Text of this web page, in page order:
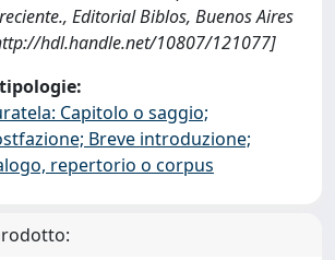
Editorial Biblos, Buenos Aires
hdl.handle.net/10807/121077]
Capitolo o saggio;
Breve introduzione;
repertorio o corpus